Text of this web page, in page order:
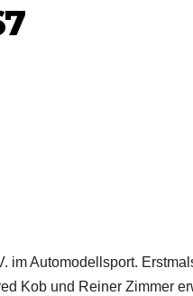
im Automodellsport.
Kob und Reiner Zimmer